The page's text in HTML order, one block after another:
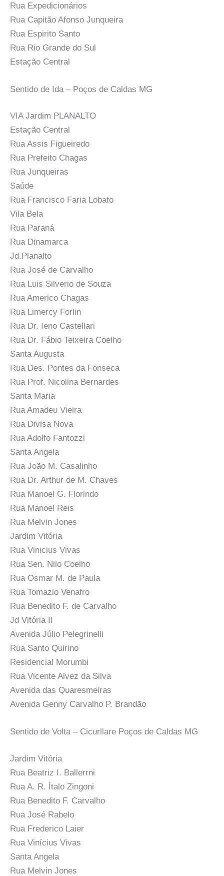
Rua Expedicionários
Rua Capitão Afonso Junqueira
Rua Espirito Santo
Rua Rio Grande do Sul
Estação Central
Sentido de Ida – Poços de Caldas MG
VIA Jardim PLANALTO
Estação Central
Rua Assis Figueiredo
Rua Prefeito Chagas
Rua Junqueiras
Saúde
Rua Francisco Faria Lobato
Vila Bela
Rua Paraná
Rua Dinamarca
Jd.Planalto
Rua José de Carvalho
Rua Luis Silverio de Souza
Rua Americo Chagas
Rua Limercy Forlin
Rua Dr. Ieno Castellari
Rua Dr. Fábio Teixeira Coelho
Santa Augusta
Rua Des. Pontes da Fonseca
Rua Prof. Nicolina Bernardes
Santa Maria
Rua Amadeu Vieira
Rua Divisa Nova
Rua Adolfo Fantozzi
Santa Angela
Rua João M. Casalinho
Rua Dr. Arthur de M. Chaves
Rua Manoel G. Florindo
Rua Manoel Reis
Rua Melvin Jones
Jardim Vitória
Rua Vinicius Vivas
Rua Sen. Nilo Coelho
Rua Osmar M. de Paula
Rua Tomazio Venafro
Rua Benedito F. de Carvalho
Jd Vitória II
Avenida Júlio Pelegrinelli
Rua Santo Quirino
Residencial Morumbi
Rua Vicente Alvez da Silva
Avenida das Quaresmeiras
Avenida Genny Carvalho P. Brandão
Sentido de Volta – Cicurllare Poços de Caldas MG
Jardim Vitória
Rua Beatriz I. Ballerrni
Rua A. R. Ítalo Zingoni
Rua Benedito F. Carvalho
Rua José Rabelo
Rua Frederico Laier
Rua Vinícius Vivas
Santa Angela
Rua Melvin Jones